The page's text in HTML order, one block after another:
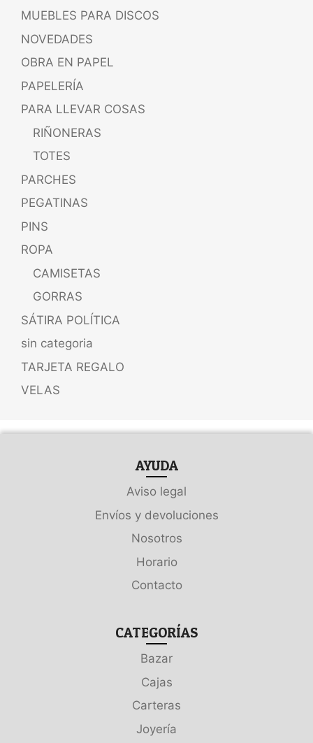
MUEBLES PARA DISCOS
NOVEDADES
OBRA EN PAPEL
PAPELERÍA
PARA LLEVAR COSAS
RIÑONERAS
TOTES
PARCHES
PEGATINAS
PINS
ROPA
CAMISETAS
GORRAS
SÁTIRA POLÍTICA
sin categoria
TARJETA REGALO
VELAS
AYUDA
Aviso legal
Envíos y devoluciones
Nosotros
Horario
Contacto
CATEGORÍAS
Bazar
Cajas
Carteras
Joyería